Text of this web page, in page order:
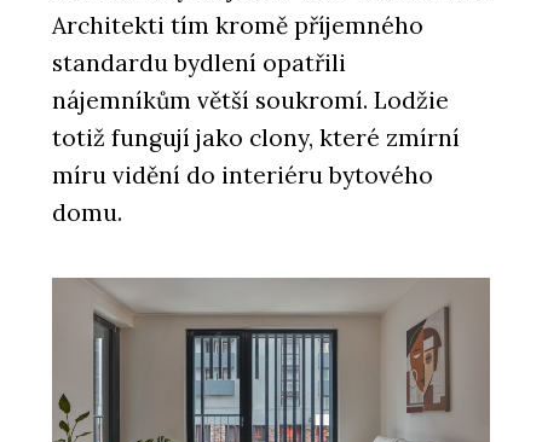
Architekti tím kromě příjemného
standardu bydlení opatřili
nájemníkům větší soukromí. Lodžie
totiž fungují jako clony, které zmírní
míru vidění do interiéru bytového
domu.